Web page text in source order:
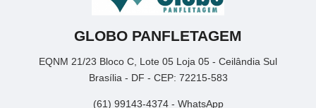
GLOBO PANFLETAGEM
EQNM 21/23 Bloco C, Lote 05 Loja 05 - Ceilândia Sul
Brasília - DF - CEP: 72215-583
(61) 99143-4374 - WhatsApp